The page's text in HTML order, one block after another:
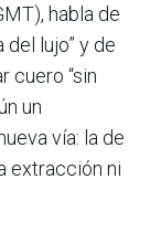
habla de
lujo” y de
cuero “sin
un
vía: la de
extracción ni